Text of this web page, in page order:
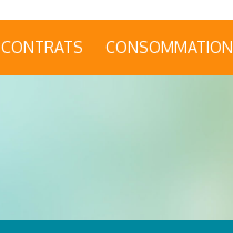
CONTRATS CONSOMMATION